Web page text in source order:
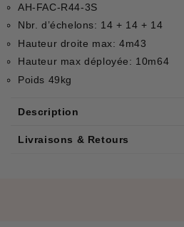
AH-FAC-R44-3S
Nbr. d’échelons: 14 + 14 + 14
Hauteur droite max: 4m43
Hauteur max déployée: 10m64
Poids 49kg
Description
Livraisons & Retours